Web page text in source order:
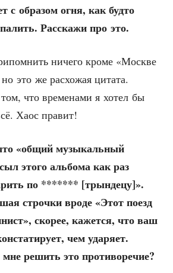
с обра­зом огня, как буд­то
Рас­ска­жи про это.
ниче­го кро­ме «Москве
это же рас­хо­жая цита­та.
что вре­ме­на­ми я хотел бы
Хаос правит!
«общий музы­каль­ный
это­го аль­бо­ма как раз
по ******* [трын­де­цу]».
строч­ки вро­де «Этот поезд
ско­рее, кажет­ся, что ваш
чем уда­ря­ет.
решить это противоречие?